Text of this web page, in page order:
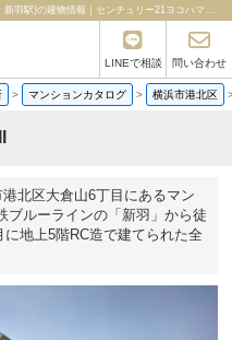
藤和大倉山コープII(神奈川県横浜市港北区大倉山6丁目・新羽駅)の建物情報｜センチュリー21ヨコハマ地所
LINEで相談 問い合わせ
> マンションカタログ > 横浜市港北区
北区大倉山6丁目にあるマン
ブルーラインの「新羽」から徒
地上5階RC造で建てられた全